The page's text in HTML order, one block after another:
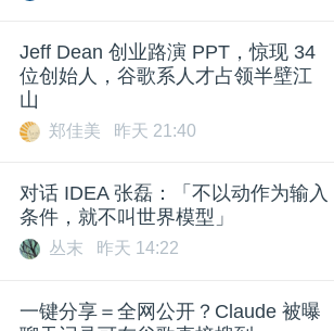
Jeff Dean 创业路演 PPT，惊现 34
位创始人，谷歌系人才占领半壁江
山
郑佳美 昨天 21:40
对话 IDEA 张磊：「不以动作为输入
条件，就不叫世界模型」
丛末 昨天 14:22
一键分享＝全网公开？Claude 被曝